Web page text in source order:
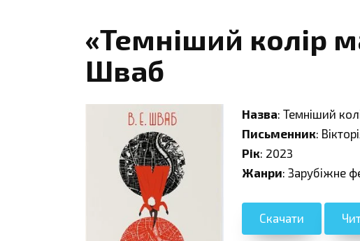
«Темніший колір
Шваб
Назва: Темніший
Письменник:
Рік: 2023
Жанри: Зарубіжне
Скачати